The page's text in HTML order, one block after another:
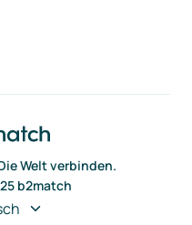
Welt verbinden.
b2match